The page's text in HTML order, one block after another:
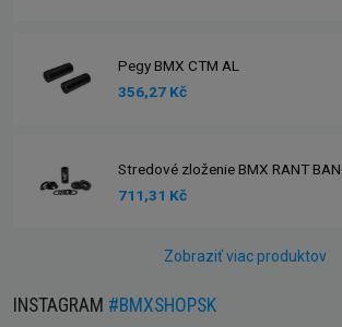
Pegy BMX CTM AL
356,27 Kč
Stredové zloženie BMX RANT
711,31 Kč
Zobraziť viac produktov
INSTAGRAM #BMXSHOPSK